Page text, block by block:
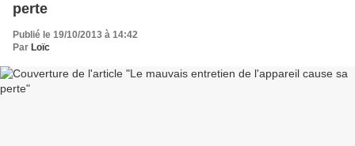
perte
Publié le 19/10/2013 à 14:42
Par Loïc